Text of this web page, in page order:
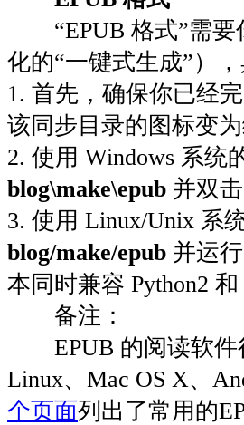
“EPUB 格式”需要
化的“一键式生成”）
1. 首先，确保你已经
该同步目录的图标变为
2. 使用 Windows 系统
blog\make\epub 并双击
3. 使用 Linux/Unix 系
blog/make/epub 并运
本同时兼容 Python2 和
备注：
EPUB 的阅读软件
Linux、Mac OS X、
个页面列出了常用的